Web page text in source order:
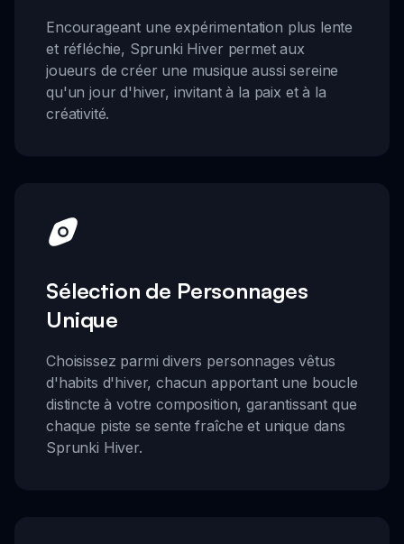
Encourageant une expérimentation plus lente
et réfléchie, Sprunki Hiver permet aux
joueurs de créer une musique aussi sereine
qu'un jour d'hiver, invitant à la paix et à la
créativité.
Sélection de Personnages
Unique
Choisissez parmi divers personnages vêtus
d'habits d'hiver, chacun apportant une boucle
distincte à votre composition, garantissant que
chaque piste se sente fraîche et unique dans
Sprunki Hiver.